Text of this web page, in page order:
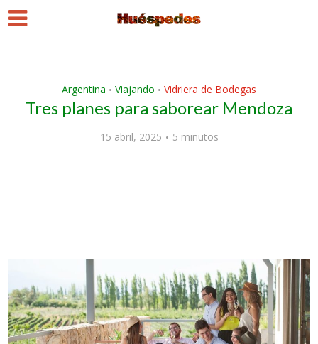
Argentina • Viajando • Vidriera de Bodegas
Tres planes para saborear Mendoza
15 abril, 2025 5 minutos